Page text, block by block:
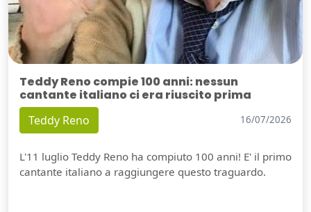
Teddy Reno compie 100 anni: nessun
cantante italiano ci era riuscito prima
Teddy Reno 16/07/2026
L'11 luglio Teddy Reno ha compiuto 100 anni! E' il primo
cantante italiano a raggiungere questo traguardo.